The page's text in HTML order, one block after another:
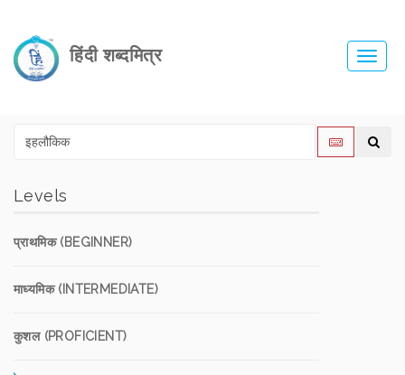
हिंदी शब्दमित्र
Levels
प्राथमिक (BEGINNER)
माध्यमिक (INTERMEDIATE)
कुशल (PROFICIENT)